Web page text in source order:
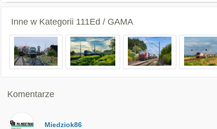
Inne w Kategorii 111Ed / GAMA
Komentarze
Miedziok86